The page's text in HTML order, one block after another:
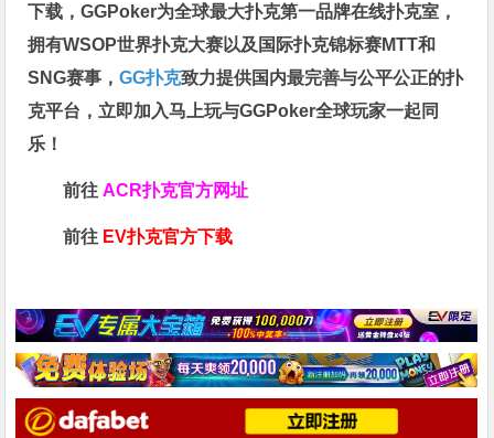
下载，GGPoker为全球最大扑克第一品牌在线扑克室，
拥有WSOP世界扑克大赛以及国际扑克锦标赛MTT和
SNG赛事，GG扑克致力提供国内最完善与公平公正的扑
克平台，立即加入马上玩与GGPoker全球玩家一起同
乐！
前往ACR扑克官方网址
前往 EV扑克官方下载